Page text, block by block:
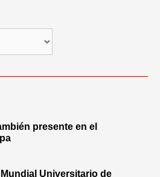
presente en el
Universitario de